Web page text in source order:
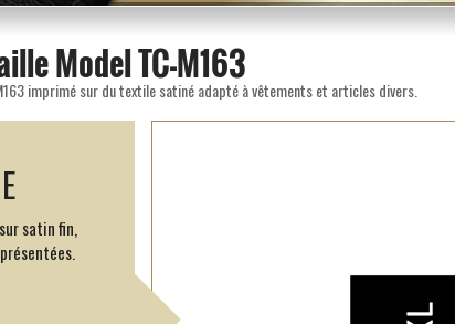
Model TC-M163
imprimé sur du textile satiné adapté à vêtements et articles divers.
satin fin,